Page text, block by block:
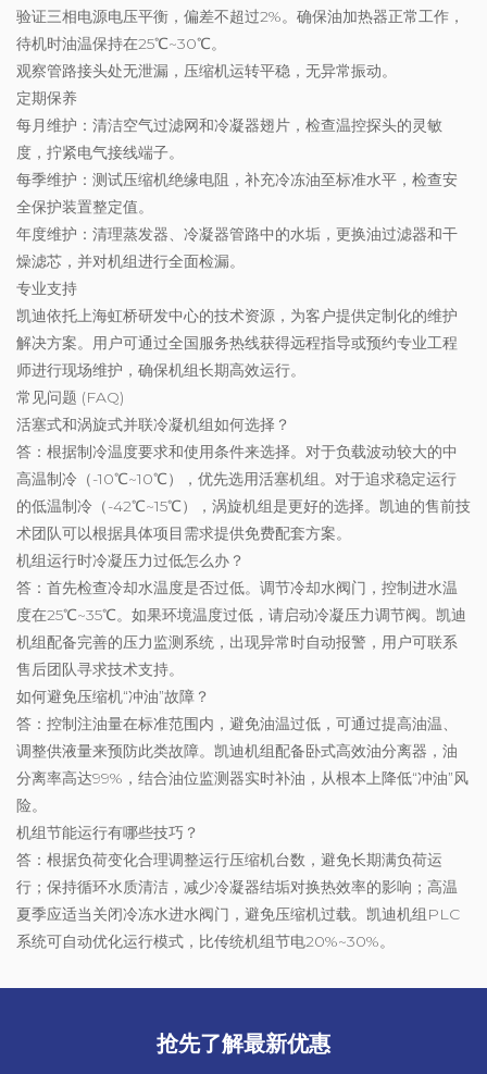
验证三相电源电压平衡，偏差不超过2%。确保油加热器正常工作，
待机时油温保持在25℃~30℃。
观察管路接头处无泄漏，压缩机运转平稳，无异常振动。
定期保养
每月维护：清洁空气过滤网和冷凝器翅片，检查温控探头的灵敏
度，拧紧电气接线端子。
每季维护：测试压缩机绝缘电阻，补充冷冻油至标准水平，检查安
全保护装置整定值。
年度维护：清理蒸发器、冷凝器管路中的水垢，更换油过滤器和干
燥滤芯，并对机组进行全面检漏。
专业支持
凯迪依托上海虹桥研发中心的技术资源，为客户提供定制化的维护
解决方案。用户可通过全国服务热线获得远程指导或预约专业工程
师进行现场维护，确保机组长期高效运行。
常见问题 (FAQ)
活塞式和涡旋式并联冷凝机组如何选择？
答：根据制冷温度要求和使用条件来选择。对于负载波动较大的中
高温制冷（-10℃~10℃），优先选用活塞机组。对于追求稳定运行
的低温制冷（-42℃~15℃），涡旋机组是更好的选择。凯迪的售前技
术团队可以根据具体项目需求提供免费配套方案。
机组运行时冷凝压力过低怎么办？
答：首先检查冷却水温度是否过低。调节冷却水阀门，控制进水温
度在25℃~35℃。如果环境温度过低，请启动冷凝压力调节阀。凯迪
机组配备完善的压力监测系统，出现异常时自动报警，用户可联系
售后团队寻求技术支持。
如何避免压缩机“冲油”故障？
答：控制注油量在标准范围内，避免油温过低，可通过提高油温、
调整供液量来预防此类故障。凯迪机组配备卧式高效油分离器，油
分离率高达99%，结合油位监测器实时补油，从根本上降低“冲油”风
险。
机组节能运行有哪些技巧？
答：根据负荷变化合理调整运行压缩机台数，避免长期满负荷运
行；保持循环水质清洁，减少冷凝器结垢对换热效率的影响；高温
夏季应适当关闭冷冻水进水阀门，避免压缩机过载。凯迪机组PLC
系统可自动优化运行模式，比传统机组节电20%~30%。
抢先了解最新优惠